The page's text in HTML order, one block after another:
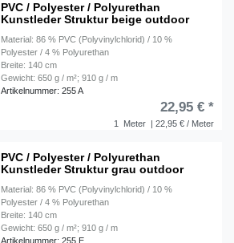
PVC / Polyester / Polyurethan
Kunstleder Struktur beige outdoor
Material: 86 % PVC (Polyvinylchlorid) / 10 %
Polyester / 4 % Polyurethan
Breite: 140 cm
Gewicht: 650 g / m²; 910 g / m
Artikelnummer: 255 A
1 Meter | 22,95 € / Meter
22,95 € *
PVC / Polyester / Polyurethan
Kunstleder Struktur grau outdoor
Material: 86 % PVC (Polyvinylchlorid) / 10 %
Polyester / 4 % Polyurethan
Breite: 140 cm
Gewicht: 650 g / m²; 910 g / m
Artikelnummer: 255 E